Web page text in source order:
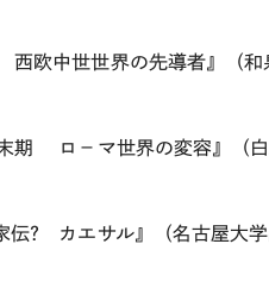
西欧中世世界の先導者』（
期 ロ－マ世界の変容』（
伝? カエサル』（名古屋大